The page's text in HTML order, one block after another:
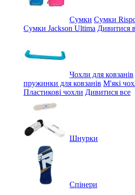
Сумки Сумки
Сумки Jackson Ultima Дивитися
Чохли для ковзанів
пружинки для ковзанів М'які
Пластикові чохли Дивитися все
Шнурки
Спінери